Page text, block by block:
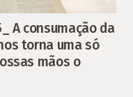
A consumação da
torna uma só
mãos o